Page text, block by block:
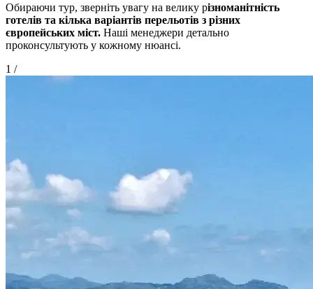
Обираючи тур, зверніть увагу на велику різноманітність
готелів та кілька варіантів перельотів з різних
європейських міст. Наші менеджери детально
проконсультують у кожному нюансі.
1 /